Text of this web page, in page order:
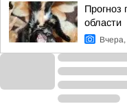
Прогноз
области